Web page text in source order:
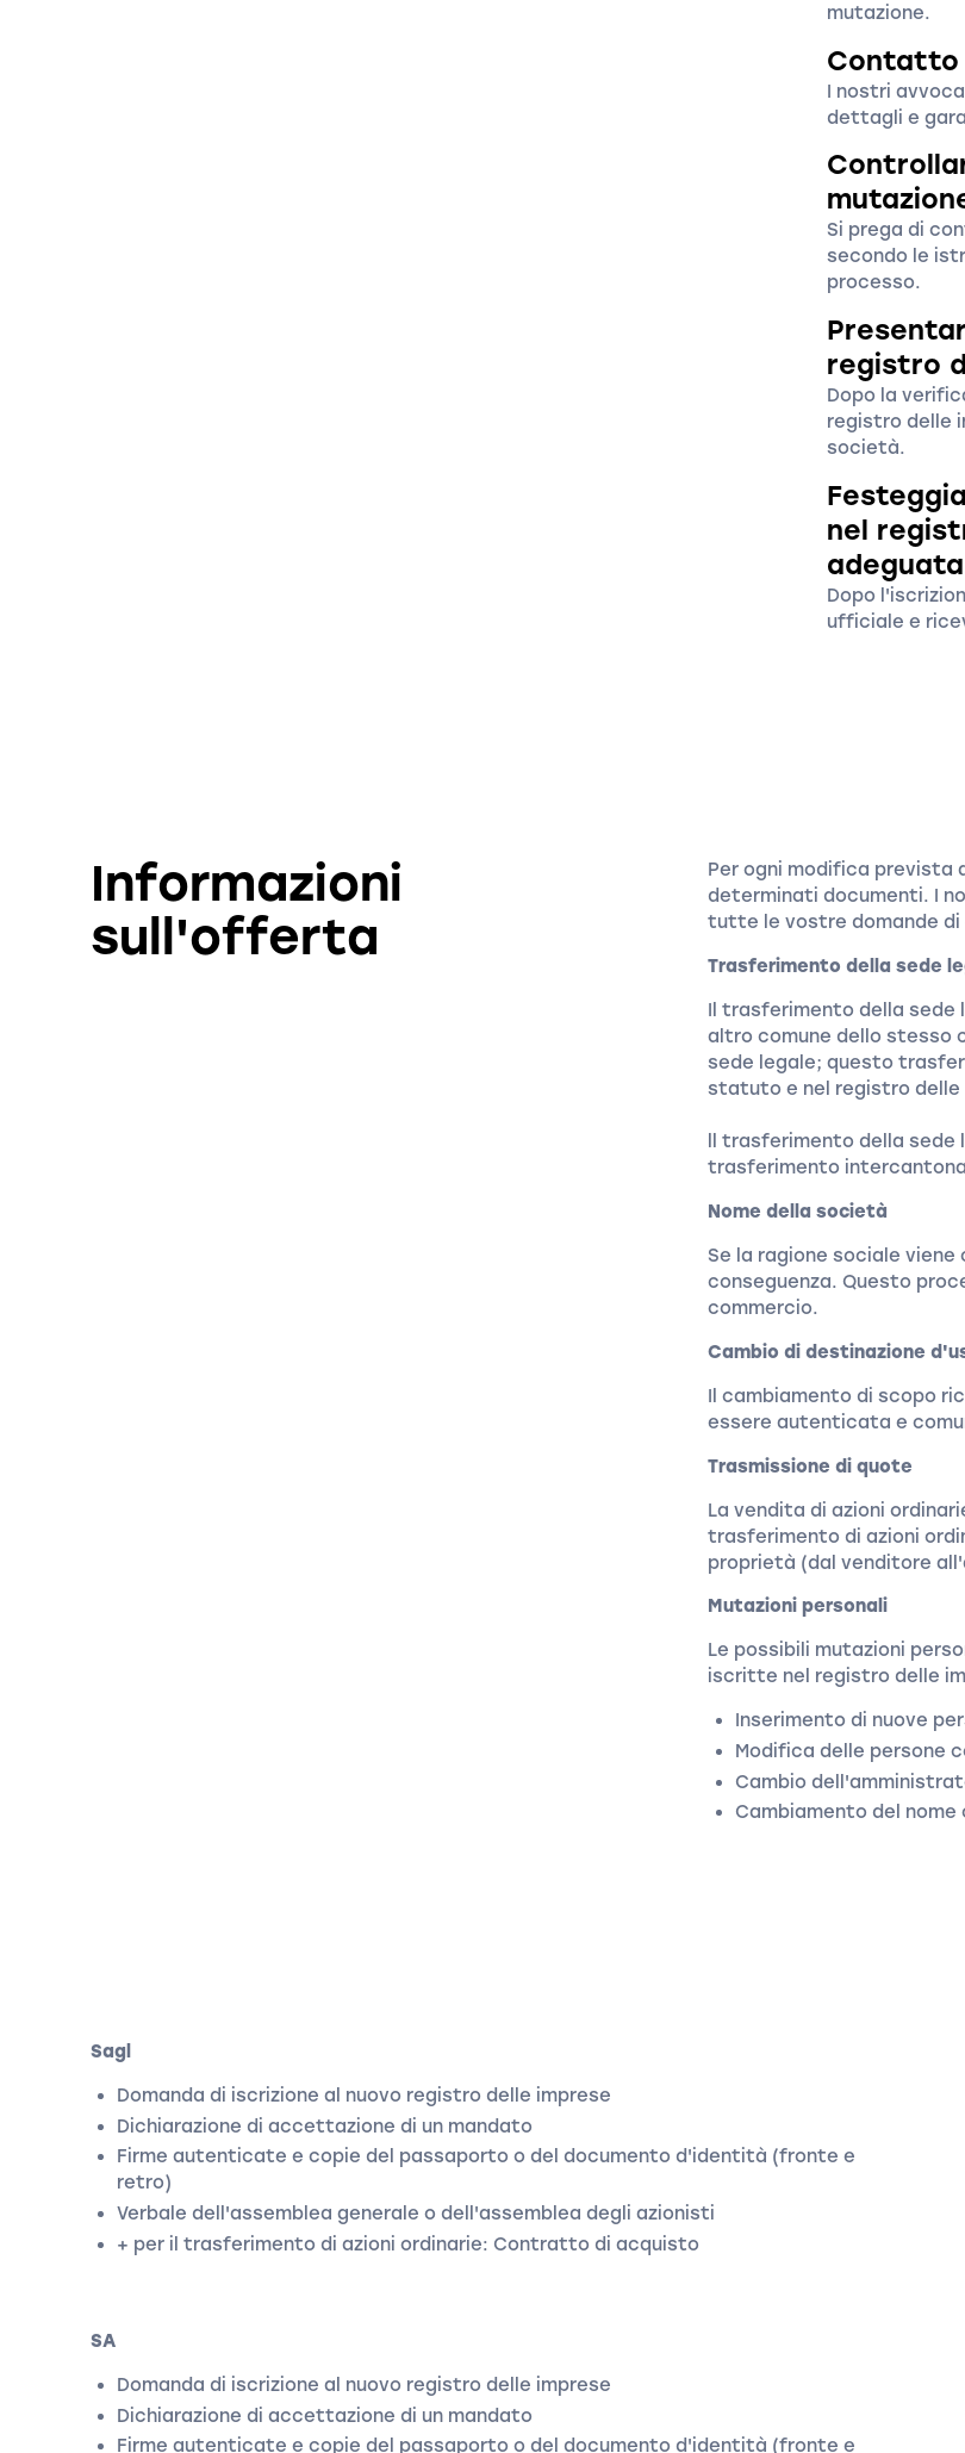
mutazione.
Contatto
I nostri
dettagli e
Si prega di
secondo le
processo.
registro
Dopo la
registro delle
società.
nel
Dopo
ufficiale e
Informazioni
sull'offerta
Per ogni modifica prevista
determinati documenti. I
tutte le vostre domande
Trasferimento della sede
Il trasferimento della sede
altro comune dello stesso
sede legale; questo
statuto e nel registro delle
ll trasferimento della
trasferimento
Nome della società
Se la ragione sociale
conseguenza. Questo
commercio.
Cambio di destinazione
Il cambiamento di scopo
essere autenticata e
Trasmissione di quote
La vendita di azioni
trasferimento di azioni
proprietà (dal venditore
Mutazioni personali
Le possibili mutazioni
iscritte nel registro delle
Inserimento di nuove
Modifica delle persone
Cambio
Cambiamento del
Sagl
Domanda di iscrizione al nuovo registro delle imprese
Dichiarazione di accettazione di un mandato
Firme autenticate e copie del passaporto o del documento d'identità (fronte e
retro)
Verbale dell'assemblea generale o dell'assemblea degli azionisti
+ per il trasferimento di azioni ordinarie: Contratto di acquisto
SA
Domanda di iscrizione al nuovo registro delle imprese
Dichiarazione di accettazione di un mandato
Firme autenticate e copie del passaporto o del documento d'identità (fronte e